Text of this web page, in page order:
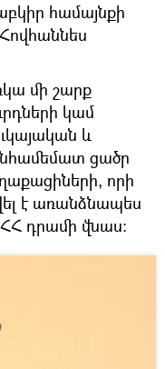
համայնքի
մի շարք
կամ
և
ցածր
որի
է առանձնապես
դրամի վնաս։